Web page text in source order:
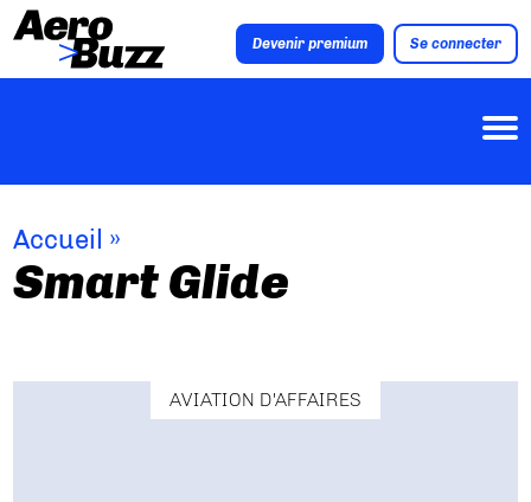
Devenir premium Se connecter
Accueil »
Smart Glide
AVIATION D'AFFAIRES